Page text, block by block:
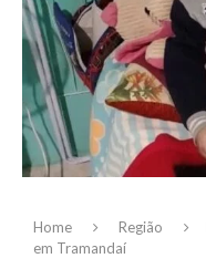
Home Região
em Tramandaí